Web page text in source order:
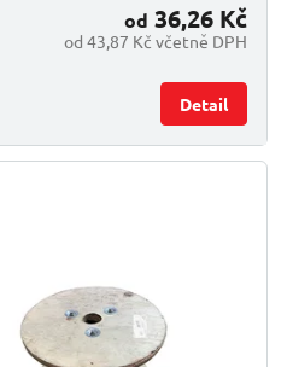
od 43,87 Kč včetně DPH
od 36,26 Kč
Detail